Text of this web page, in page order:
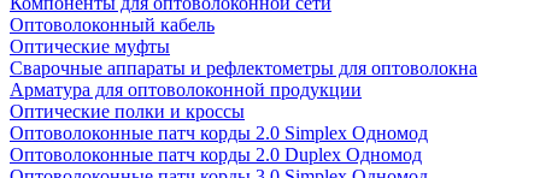
Оптоволоконный кабель
Оптические муфты
Сварочные аппараты и рефлектометры для оптоволокна
Арматура для оптоволоконной продукции
Оптические полки и кроссы
Оптоволоконные патч корды 2.0 Simplex Одномод
Оптоволоконные патч корды 2.0 Duplex Одномод